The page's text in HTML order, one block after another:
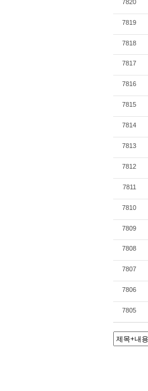
7820
7819
7818
7817
7816
7815
7814
7813
7812
7811
7810
7809
7808
7807
7806
7805